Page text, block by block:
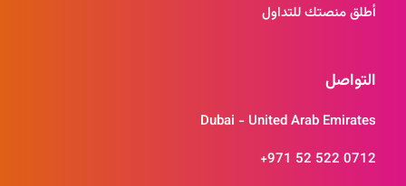
أطلق منصتك للتداول
التواصل
Dubai - United Arab Emirates
+971 52 522 0712